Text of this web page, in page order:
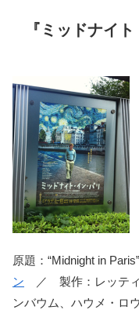
『ミッドナイ
原題：“Midnight in
ン ／ 製作：レッティ
ンバウム、ハウメ・